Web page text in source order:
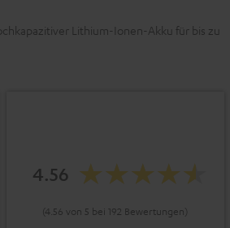
Lithium-Ionen-Akku für bis zu
4.56
(4.56 von 5 bei 192 Bewertungen)